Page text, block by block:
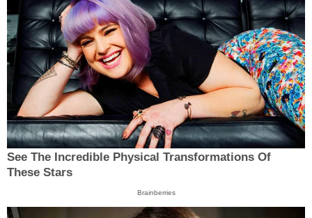
See The Incredible Physical Transformations Of
These Stars
Brainberries